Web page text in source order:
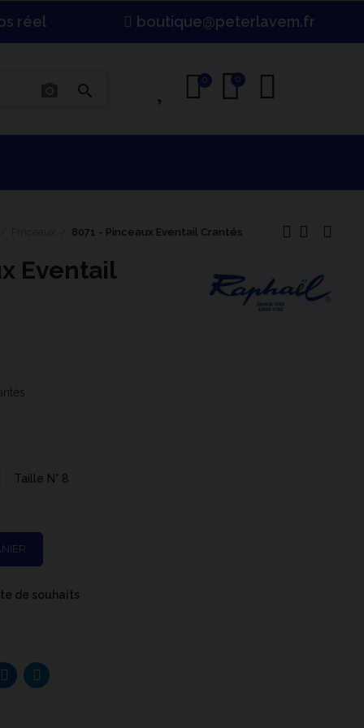
réel boutique@peterlavem.fr
search
0 0
8071 - Pinceaux Eventail Crantés
Eventail
Taille N° 8
de souhaits